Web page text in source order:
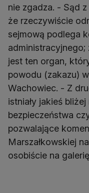
nie zgadza. - Sąd
że rzeczywiście
sejmową podlega
administracyjnego;
jest ten organ,
powodu (zakazu)
Wachowiec. - Z
istniały jakieś
bezpieczeństwa
pozwalające
Marszałkowskiej
osobiście na